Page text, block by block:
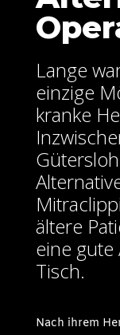
Lange
einzige
kranke
ältere
eine gute
Tisch.
Nach ihrem